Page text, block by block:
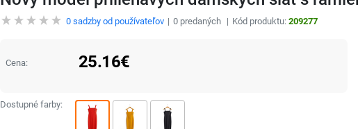
0sadzby od používateľov 0predaných Kód produktu: 209277
Cena: 25.16€
Dostupné farby: